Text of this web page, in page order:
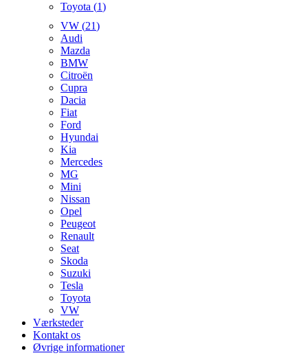
Toyota (1)
VW (21)
Audi
Mazda
BMW
Citroën
Cupra
Dacia
Fiat
Ford
Hyundai
Kia
Mercedes
MG
Mini
Nissan
Opel
Peugeot
Renault
Seat
Skoda
Suzuki
Tesla
Toyota
VW
Værksteder
Kontakt os
Øvrige informationer